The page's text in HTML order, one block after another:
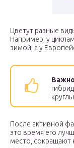
Цветут разные
Например, у
зимой, а у
После активной
это время его
место, сокращают